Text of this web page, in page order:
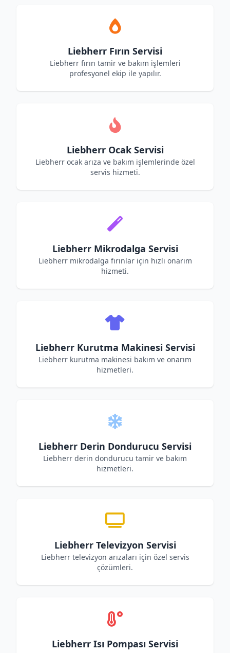
Liebherr Fırın Servisi
Liebherr fırın tamir ve bakım işlemleri
profesyonel ekip ile yapılır.
Liebherr Ocak Servisi
Liebherr ocak arıza ve bakım işlemlerinde özel
servis hizmeti.
Liebherr Mikrodalga Servisi
Liebherr mikrodalga fırınlar için hızlı onarım
hizmeti.
Liebherr Kurutma Makinesi Servisi
Liebherr kurutma makinesi bakım ve onarım
hizmetleri.
Liebherr Derin Dondurucu Servisi
Liebherr derin dondurucu tamir ve bakım
hizmetleri.
Liebherr Televizyon Servisi
Liebherr televizyon arızaları için özel servis
çözümleri.
Liebherr Isı Pompası Servisi